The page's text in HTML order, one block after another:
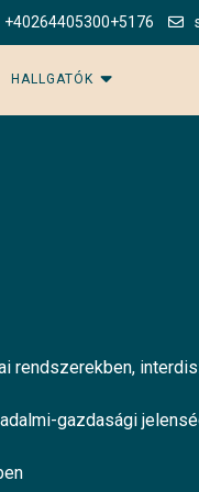
+40264405300+5176
HALLGATÓK
rendszerekben,
gazdasági